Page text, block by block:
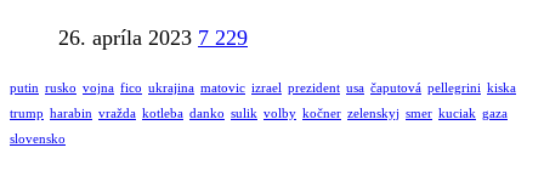
26. apríla 2023 7 229
putin rusko vojna fico ukrajina matovic izrael prezident usa čaputová pellegrini kiska
trump harabin vražda kotleba danko sulik volby kočner zelenskyj smer kuciak gaza
slovensko